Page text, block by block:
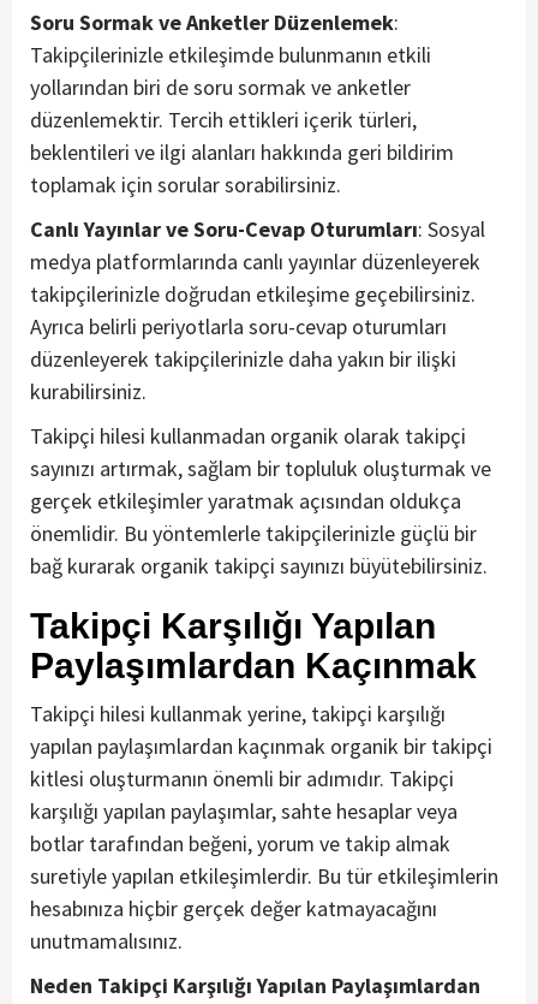
Soru Sormak ve Anketler Düzenlemek:
Takipçilerinizle etkileşimde bulunmanın etkili
yollarından biri de soru sormak ve anketler
düzenlemektir. Tercih ettikleri içerik türleri,
beklentileri ve ilgi alanları hakkında geri bildirim
toplamak için sorular sorabilirsiniz.
Canlı Yayınlar ve Soru-Cevap Oturumları: Sosyal
medya platformlarında canlı yayınlar düzenleyerek
takipçilerinizle doğrudan etkileşime geçebilirsiniz.
Ayrıca belirli periyotlarla soru-cevap oturumları
düzenleyerek takipçilerinizle daha yakın bir ilişki
kurabilirsiniz.
Takipçi hilesi kullanmadan organik olarak takipçi
sayınızı artırmak, sağlam bir topluluk oluşturmak ve
gerçek etkileşimler yaratmak açısından oldukça
önemlidir. Bu yöntemlerle takipçilerinizle güçlü bir
bağ kurarak organik takipçi sayınızı büyütebilirsiniz.
Takipçi Karşılığı Yapılan
Paylaşımlardan Kaçınmak
Takipçi hilesi kullanmak yerine, takipçi karşılığı
yapılan paylaşımlardan kaçınmak organik bir takipçi
kitlesi oluşturmanın önemli bir adımıdır. Takipçi
karşılığı yapılan paylaşımlar, sahte hesaplar veya
botlar tarafından beğeni, yorum ve takip almak
suretiyle yapılan etkileşimlerdir. Bu tür etkileşimlerin
hesabınıza hiçbir gerçek değer katmayacağını
unutmamalısınız.
Neden Takipçi Karşılığı Yapılan Paylaşımlardan